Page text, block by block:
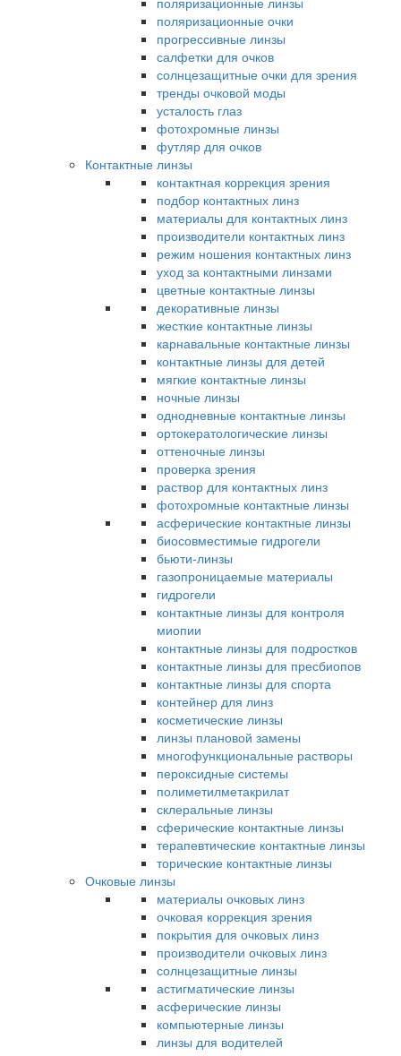
поляризационные очки
прогрессивные линзы
салфетки для очков
солнцезащитные очки для зрения
тренды очковой моды
усталость глаз
фотохромные линзы
футляр для очков
Контактные линзы
контактная коррекция зрения
подбор контактных линз
материалы для контактных линз
производители контактных линз
режим ношения контактных линз
уход за контактными линзами
цветные контактные линзы
декоративные линзы
жесткие контактные линзы
карнавальные контактные линзы
контактные линзы для детей
мягкие контактные линзы
ночные линзы
однодневные контактные линзы
ортокератологические линзы
оттеночные линзы
проверка зрения
раствор для контактных линз
фотохромные контактные линзы
асферические контактные линзы
биосовместимые гидрогели
бьюти-линзы
газопроницаемые материалы
гидрогели
контактные линзы для контроля
миопии
контактные линзы для подростков
контактные линзы для пресбиопов
контактные линзы для спорта
контейнер для линз
косметические линзы
линзы плановой замены
многофункциональные растворы
пероксидные системы
полиметилметакрилат
склеральные линзы
сферические контактные линзы
терапевтические контактные линзы
торические контактные линзы
Очковые линзы
материалы очковых линз
очковая коррекция зрения
покрытия для очковых линз
производители очковых линз
солнцезащитные линзы
астигматические линзы
асферические линзы
компьютерные линзы
линзы для водителей